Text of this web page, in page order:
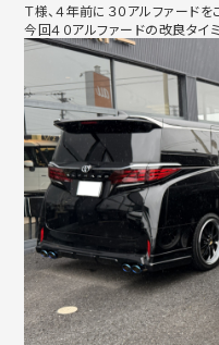
Ｔ様、４年前に３０アルファード
今回４０アルファードの改良タイ